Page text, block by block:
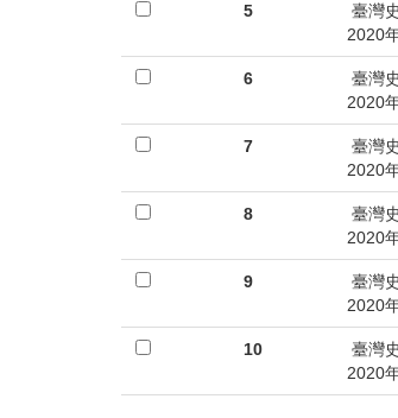
5
臺灣
2020
6
臺灣
2020
7
臺灣
2020
8
臺灣
2020
9
臺灣
2020
10
臺灣
2020